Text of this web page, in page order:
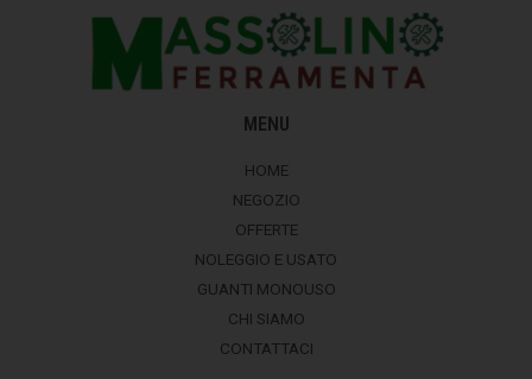
MENU
HOME
NEGOZIO
OFFERTE
NOLEGGIO E USATO
GUANTI MONOUSO
CHI SIAMO
CONTATTACI